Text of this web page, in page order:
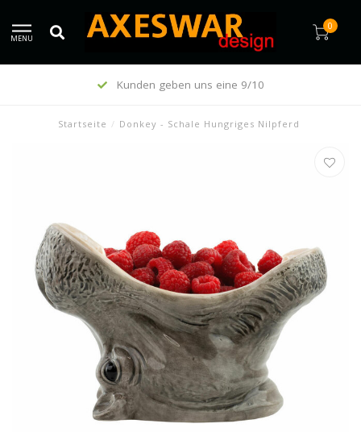
MENU
0
Kunden geben uns eine 9/10
Startseite / Donkey - Schale Hungriges Nilpferd